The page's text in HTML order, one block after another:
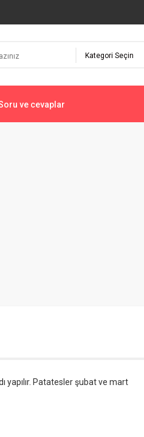
ve cevaplar
yapılır. Patatesler şubat ve mart